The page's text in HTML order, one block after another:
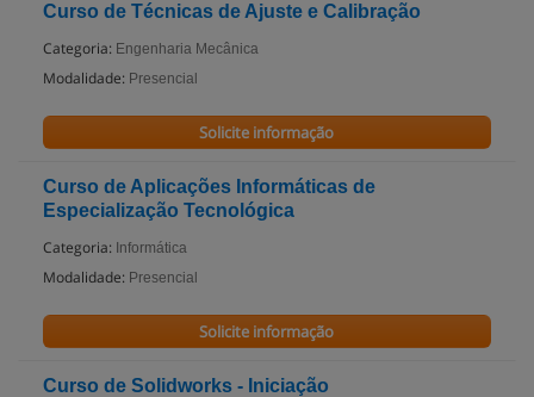
Curso de Técnicas de Ajuste e Calibração
Categoria: Engenharia Mecânica
Modalidade: Presencial
Solicite informação
Curso de Aplicações Informáticas de
Especialização Tecnológica
Categoria: Informática
Modalidade: Presencial
Solicite informação
Curso de Solidworks - Iniciação